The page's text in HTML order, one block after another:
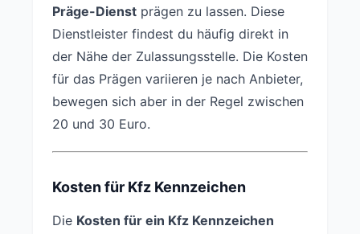
Präge-Dienst prägen zu lassen. Diese
Dienstleister findest du häufig direkt in
der Nähe der Zulassungsstelle. Die Kosten
für das Prägen variieren je nach Anbieter,
bewegen sich aber in der Regel zwischen
20 und 30 Euro.
Kosten für Kfz Kennzeichen
Die Kosten für ein Kfz Kennzeichen